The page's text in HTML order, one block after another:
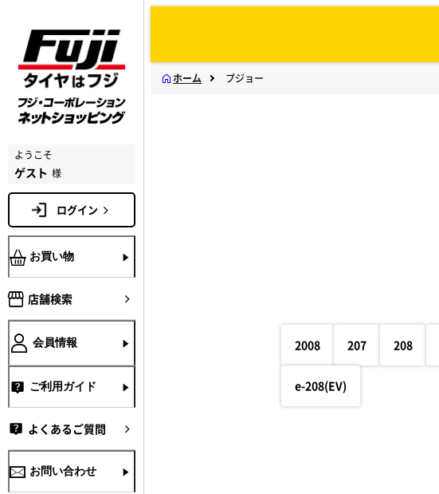
ようこそ
ゲスト 様
ログイン
お買い物
店舗検索
会員情報
ご利用ガイド
よくあるご質問
お問い合わせ
ホーム プジョー
2008 207 208
e-208(EV)